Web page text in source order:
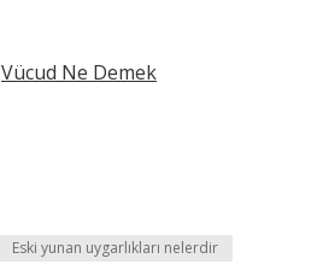
Vücud Ne Demek
Eski yunan uygarlıkları nelerdir